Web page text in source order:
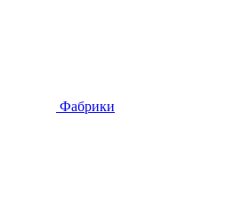
Фабрики